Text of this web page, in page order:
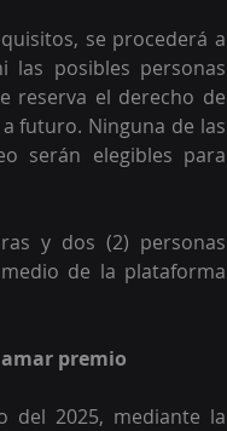
se procederá a
las posibles personas
reserva el derecho de
futuro. Ninguna de las
serán elegibles para
y dos (2) personas
de la plataforma
premio
del 2025, mediante la